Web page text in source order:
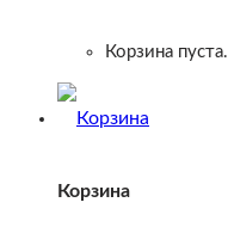
Корзина пуста.
Корзина